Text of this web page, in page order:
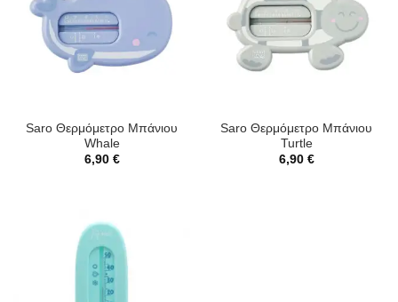
Saro Θερμόμετρο Μπάνιου
Whale
6,90 €
Saro Θερμόμετρο Μπάνιου
Turtle
6,90 €